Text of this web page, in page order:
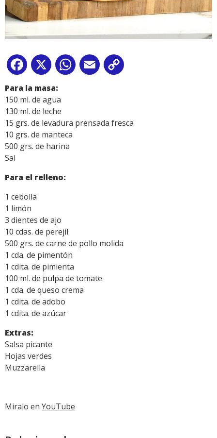
Facebook
X WhatsApp
Email
Para la masa:
150 ml. de agua
130 ml. de leche
15 grs. de levadura prensada fresca
10 grs. de manteca
500 grs. de harina
Sal
Para el relleno:
1 cebolla
1 limón
3 dientes de ajo
10 cdas. de perejil
500 grs. de carne de pollo molida
1 cda. de pimentón
1 cdita. de pimienta
100 ml. de pulpa de tomate
1 cda. de queso crema
1 cdita. de adobo
1 cdita. de azúcar
Extras:
Salsa picante
Hojas verdes
Muzzarella
Miralo en YouTube